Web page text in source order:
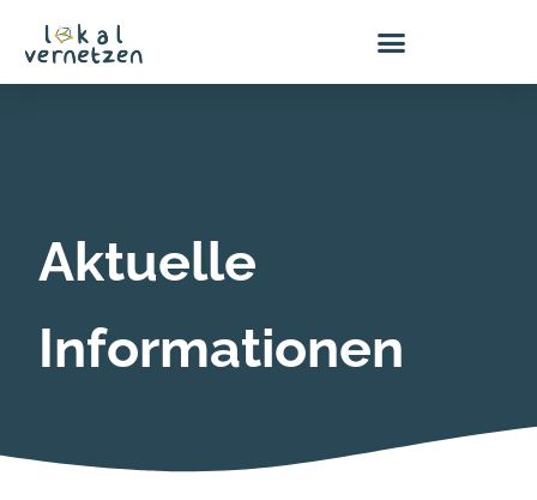
Inhalt
springen
Aktuelle
Informationen